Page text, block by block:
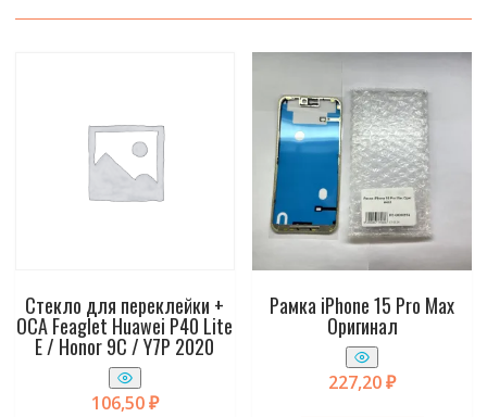
Стекло для переклейки +
OCA Feaglet Huawei P40 Lite
E / Honor 9C / Y7P 2020
106,50₽
Рамка iPhone 15 Pro Max
Оригинал
227,20₽